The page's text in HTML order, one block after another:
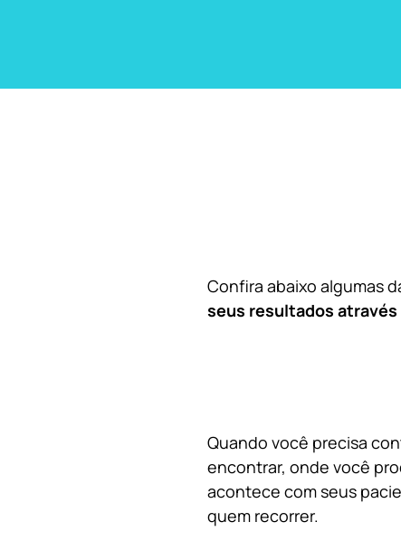
Confira abaixo algumas
seus resultados
Quando você precisa
encontrar, onde você
acontece com seus
quem recorrer.